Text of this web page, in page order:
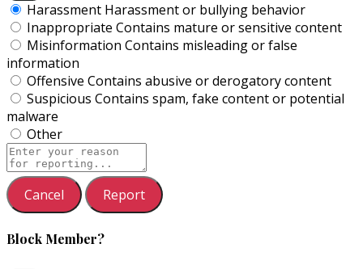
Harassment Harassment or bullying behavior
Inappropriate Contains mature or sensitive content
Misinformation Contains misleading or false
information
Offensive Contains abusive or derogatory content
Suspicious Contains spam, fake content or potential
malware
Other
Report
note
Report
Block Member?